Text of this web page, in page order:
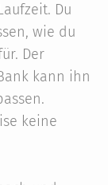
Du
wie du
Der
kann ihn
keine